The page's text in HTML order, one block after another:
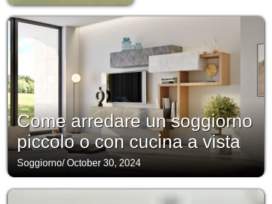
Come arredare un soggiorno
piccolo o con cucina a vista
Soggiorno/October 30, 2024